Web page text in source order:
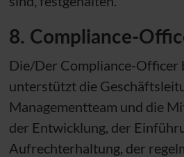
8. Compliance-
Die/Der Compliance-Officer
unterstützt die
Managementteam und die
der Entwicklung, der
Aufrechterhaltung, der